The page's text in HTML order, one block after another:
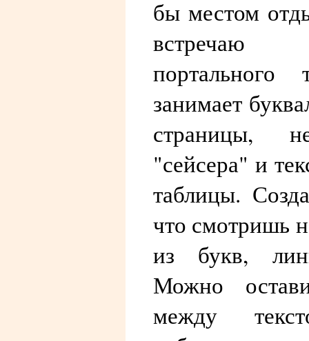
бы местом
встречаю
занимает
страницы,
"сейсера" и
таблицы.
что смотришь
из букв,
Можно
между